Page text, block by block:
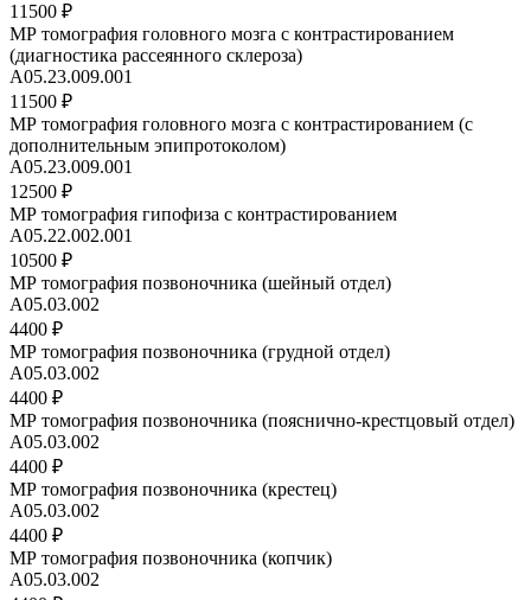
11500 ₽
МР томография головного мозга с контрастированием
(диагностика рассеянного склероза)
A05.23.009.001
11500 ₽
МР томография головного мозга с контрастированием (с
дополнительным эпипротоколом)
A05.23.009.001
12500 ₽
МР томография гипофиза с контрастированием
A05.22.002.001
10500 ₽
МР томография позвоночника (шейный отдел)
A05.03.002
4400 ₽
МР томография позвоночника (грудной отдел)
A05.03.002
4400 ₽
МР томография позвоночника (пояснично-крестцовый отдел)
А05.03.002
4400 ₽
МР томография позвоночника (крестец)
A05.03.002
4400 ₽
МР томография позвоночника (копчик)
A05.03.002